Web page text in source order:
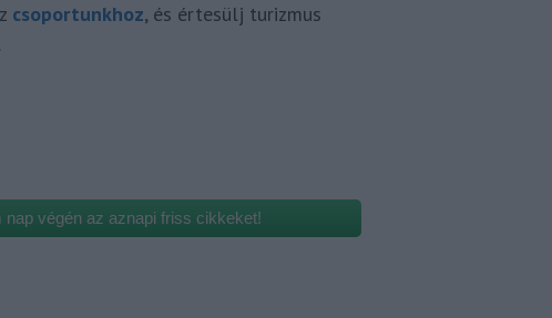
csoportunkhoz, és értesülj turizmus
nap végén az aznapi friss cikkeket!